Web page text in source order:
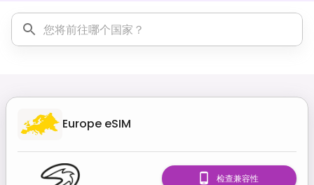
Europe eSIM
检查兼容性